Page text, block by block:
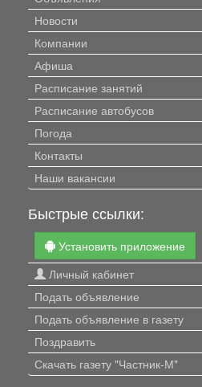
Новости
Компании
Афиша
Расписание занятий
Расписание автобусов
Погода
Контакты
Наши вакансии
Быстрые ссылки:
Установить приложение
Личный кабинет
Подать объявление
Подать объявление в газету
Поздравить
Скачать газету "Частник-М"